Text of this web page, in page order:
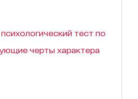
тест по
черты характера